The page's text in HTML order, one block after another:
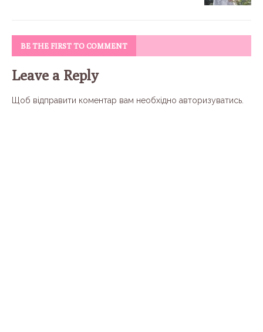
BE THE FIRST TO COMMENT
Leave a Reply
Щоб відправити коментар вам необхідно авторизуватись.